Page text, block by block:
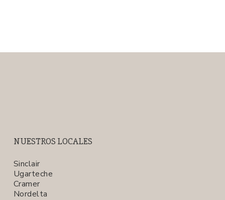
NUESTROS LOCALES
Sinclair
Ugarteche
Cramer
Nordelta